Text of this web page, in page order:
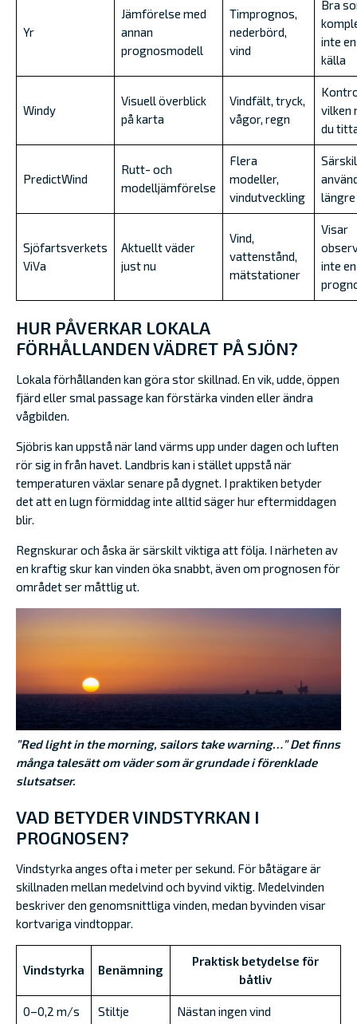
Yr
Jämförelse med
annan
prognosmodell
Timprognos,
nederbörd,
vind
Bra
inte
källa
Windy
Visuell överblick
på karta
Vindfält, tryck,
vågor, regn
vilken
du
PredictWind
Rutt- och
modelljämförelse
Flera
modeller,
vindutveckling
Sjöfartsverkets
ViVa
Aktuellt väder
just nu
Vind,
vattenstånd,
mätstationer
Visar
inte
HUR PÅVERKAR LOKALA
FÖRHÅLLANDEN VÄDRET PÅ SJÖN?
Lokala förhållanden kan göra stor skillnad. En vik, udde, öppen
fjärd eller smal passage kan förstärka vinden eller ändra
vågbilden.
Sjöbris kan uppstå när land värms upp under dagen och luften
rör sig in från havet. Landbris kan i stället uppstå när
temperaturen växlar senare på dygnet. I praktiken betyder
det att en lugn förmiddag inte alltid säger hur eftermiddagen
blir.
Regnskurar och åska är särskilt viktiga att följa. I närheten av
en kraftig skur kan vinden öka snabbt, även om prognosen för
området ser måttlig ut.
”Red lightin the morning, sailors take warning…” Det finns
många talesätt om väder som är grundade i förenklade
slutsatser.
VAD BETYDER VINDSTYRKAN I
PROGNOSEN?
Vindstyrka anges ofta i meter per sekund. För båtägare är
skillnaden mellan medelvind och byvind viktig. Medelvinden
beskriver den genomsnittliga vinden, medan byvinden visar
kortvariga vindtoppar.
Vindstyrka Benämning
Praktisk betydelse för
båtliv
0–0,2 m/s Stiltje Nästan ingen vind